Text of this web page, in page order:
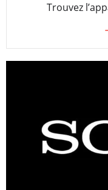
Trouvez